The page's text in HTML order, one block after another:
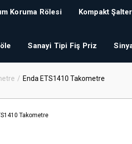
Koruma Rölesi Kompakt Şalter
Sanayi Tipi Fiş Priz
Enda ETS1410 Takometre